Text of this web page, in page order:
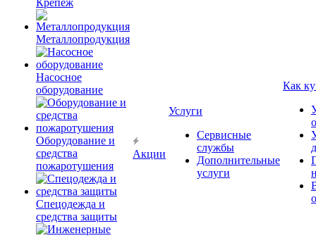
Крепёж
Металлопродукция
Насосное
оборудование
Оборудование и
средства
пожаротушения
Спецодежда и
средства защиты
Акции
Услуги
Сервисные
службы
Дополнительные
услуги
Как